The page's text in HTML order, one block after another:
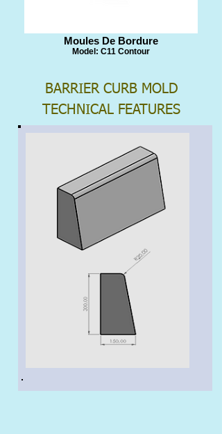
​Moules De Bordure
Model: C11 Contour
BARRIER CURB MOLD
TECHNICAL FEATURES